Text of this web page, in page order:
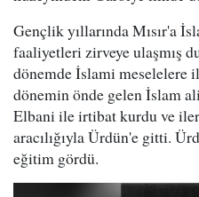
Gençlik yıllarında Mısır'a
faaliyetleri zirveye ulaşmış
dönemde İslami meselelere
dönemin önde gelen İslam
Elbani ile irtibat kurdu ve
aracılığıyla Ürdün'e gitti.
eğitim gördü.